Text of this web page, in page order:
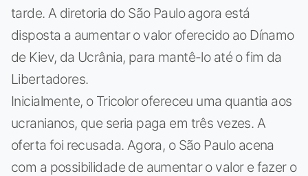
tarde. A diretoria do São Paulo agora está
disposta a aumentar o valor oferecido ao Dínamo
de Kiev, da Ucrânia, para mantê-lo até o fim da
Libertadores.
Inicialmente, o Tricolor ofereceu uma quantia aos
ucranianos, que seria paga em três vezes. A
oferta foi recusada. Agora, o São Paulo acena
com a possibilidade de aumentar o valor e fazer o